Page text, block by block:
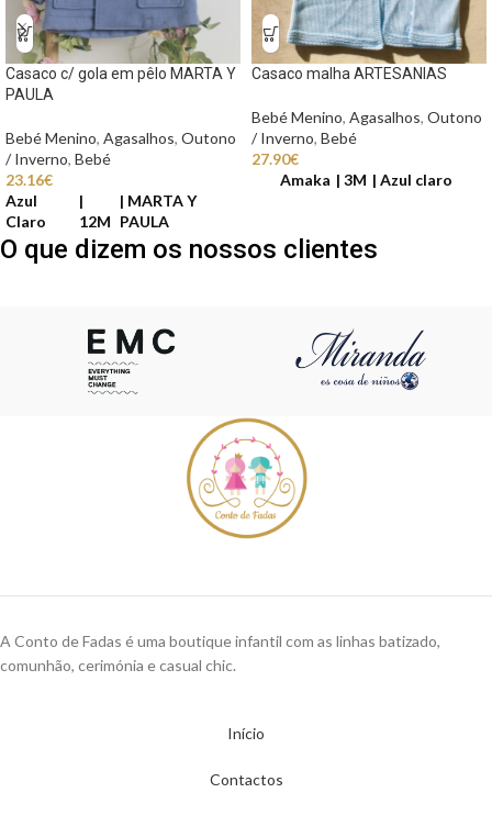
Casaco c/ gola em pêlo MARTA Y
PAULA
Bebé Menino, Agasalhos, Outono
/ Inverno, Bebé
23.16€
Azul
Claro
12M
MARTA Y
PAULA
Casaco malha ARTESANIAS
Bebé Menino, Agasalhos, Outono
/ Inverno, Bebé
27.90€
Amaka
3M Azul claro
O que dizem os nossos clientes
A Conto de Fadas é uma boutique infantil com as linhas batizado,
comunhão, cerimónia e casual chic.
Início
Contactos